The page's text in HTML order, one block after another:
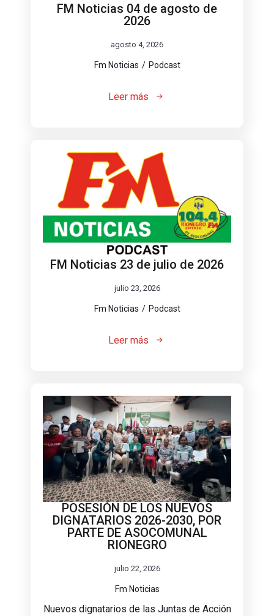
FM Noticias 04 de agosto de
2026
agosto 4, 2026
Fm Noticias Podcast
Leer más
FM Noticias 23 de julio de 2026
julio 23, 2026
Fm Noticias Podcast
Leer más
POSESIÓN DE LOS NUEVOS
DIGNATARIOS 2026-2030, POR
PARTE DE ASOCOMUNAL
RIONEGRO
julio 22, 2026
Fm Noticias
Nuevos dignatarios de las Juntas de Acción